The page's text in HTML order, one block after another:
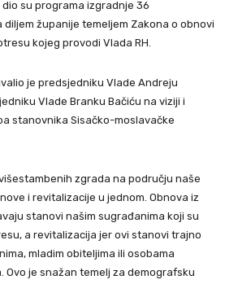
dio su programa izgradnje 36
županije temeljem Zakona o obnovi
kojeg provodi Vlada RH.
je predsjedniku Vlade Andreju
Vlade Branku Bačiću na viziji i
stanovnika Sisačko-moslavačke
zgrada na području naše
i revitalizacije u jednom. Obnova iz
stanovi našim sugrađanima koji su
a revitalizacija jer ovi stanovi trajno
mladim obiteljima ili osobama
Ovo je snažan temelj za demografsku